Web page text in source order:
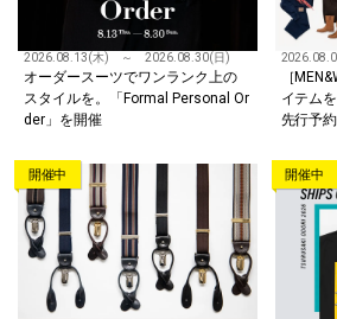
2026.08.13(木) ～ 2026.08.30(日)
オーダースーツでワンランク上の
スタイルを。「Formal Personal Or
der」を開催
［
イテム
先行予
開催中 開催中